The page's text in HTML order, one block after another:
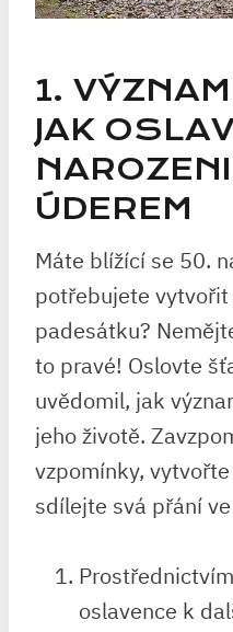
1.
JAK
ÚDEREM
Máte blížící se 50.
potřebujete⁤
padesátku?
to pravé! Oslovte⁤
uvědomil, jak
jeho ​životě.
vzpomínky,
sdílejte svá přání
oslavence k